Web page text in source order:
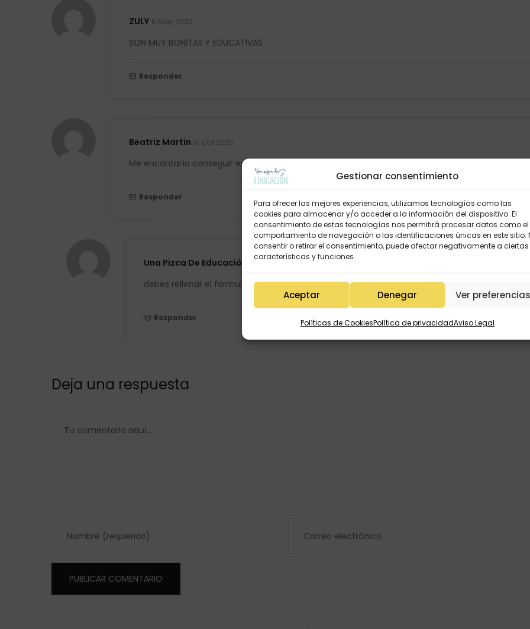
Gestionar consentimiento
Para ofrecer las mejores experiencias, utilizamos tecnologías como las
cookies para almacenar y/o acceder a la información del dispositivo. El
consentimiento de estas tecnologías nos permitirá procesar datos como el
comportamiento de navegación o las identificaciones únicas en este sitio.
consentir o retirar el consentimiento, puede afectar negativamente a ciertas
características y funciones.
Aceptar Denegar Ver
Políticas de CookiesPolítica de privacidadAviso Legal
ZULY 8 May 2020
SON MUY BONITAS Y EDUCATIVAS
Responder
Beatriz Martin 31 Oct 2025
Me encantaría conseguir esta ficha, ¿cómo puedo hacerlo?
Responder
Una Pizca De Educación
debes rellenar el formulario para su descarga
Responder
Deja una respuesta